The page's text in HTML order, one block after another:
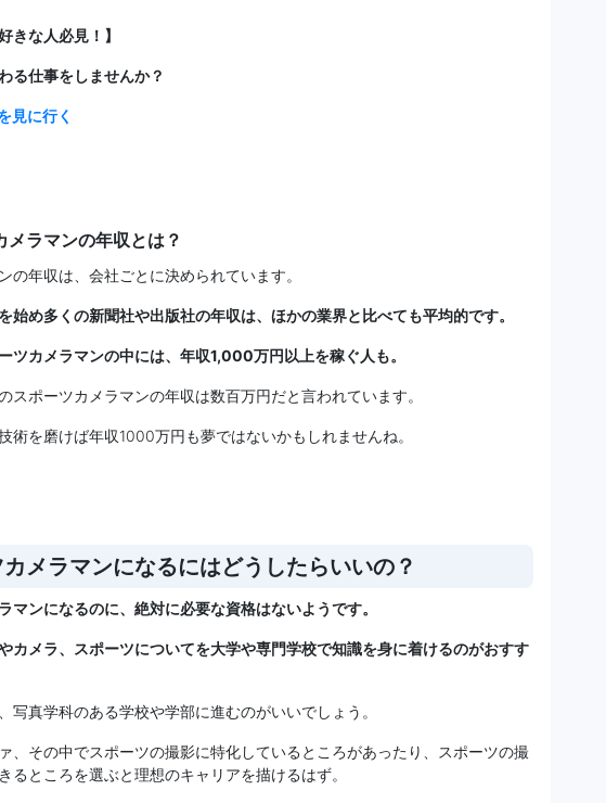
きな人必見！】
る仕事をしませんか？
見に行く
メラマンの年収とは？
の年収は、会社ごとに決められています。
始め多くの新聞社や出版社の年収は、ほかの業界と比べても平均的です。
ツカメラマンの中には、年収1,000万円以上を稼ぐ人も。
スポーツカメラマンの年収は数百万円だと言われています。
術を磨けば年収1000万円も夢ではないかもしれませんね。
メラマンになるにはどうしたらいいの？
マンになるのに、絶対に必要な資格はないようです。
カメラ、スポーツについてを大学や専門学校で知識を身に着けるのがおすす
写真学科のある学校や学部に進むのがいいでしょう。
、その中でスポーツの撮影に特化しているところがあったり、スポーツの撮
るところを選ぶと理想のキャリアを描けるはず。